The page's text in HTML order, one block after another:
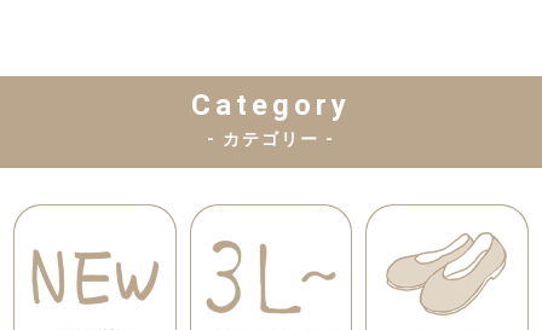
Category
- カテゴリー -